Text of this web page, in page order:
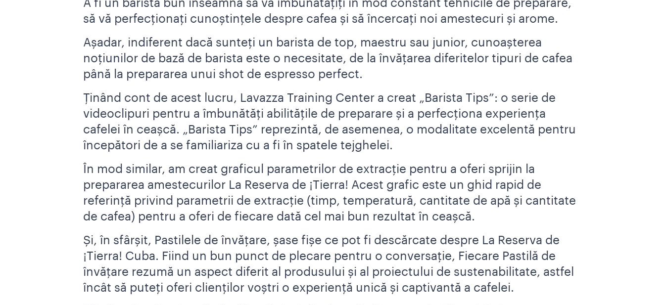
A fi un barista bun înseamnă să vă îmbunătățiți în mod constant tehnicile de preparare,
să vă perfecționați cunoștințele despre cafea și să încercați noi amestecuri și arome.
Așadar, indiferent dacă sunteți un barista de top, maestru sau junior, cunoașterea
noțiunilor de bază de barista este o necesitate, de la învățarea diferitelor tipuri de cafea
până la prepararea unui shot de espresso perfect.
Ținând cont de acest lucru, Lavazza Training Center a creat „Barista Tips”: o serie de
videoclipuri pentru a îmbunătăți abilitățile de preparare și a perfecționa experiența
cafelei în ceașcă. „Barista Tips” reprezintă, de asemenea, o modalitate excelentă pentru
începători de a se familiariza cu a fi în spatele tejghelei.
În mod similar, am creat graficul parametrilor de extracție pentru a oferi sprijin la
prepararea amestecurilor La Reserva de ¡Tierra! Acest grafic este un ghid rapid de
referință privind parametrii de extracție (timp, temperatură, cantitate de apă și cantitate
de cafea) pentru a oferi de fiecare dată cel mai bun rezultat în ceașcă.
Și, în sfârșit, Pastilele de învățare, șase fișe ce pot fi descărcate despre La Reserva de
¡Tierra! Cuba. Fiind un bun punct de plecare pentru o conversație, Fiecare Pastilă de
învățare rezumă un aspect diferit al produsului și al proiectului de sustenabilitate, astfel
încât să puteți oferi clienților voștri o experiență unică și captivantă a cafelei.